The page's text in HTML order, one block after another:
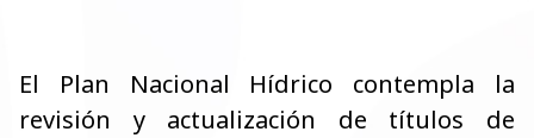
El Plan Nacional Hídrico contempla la
revisión y actualización de títulos de